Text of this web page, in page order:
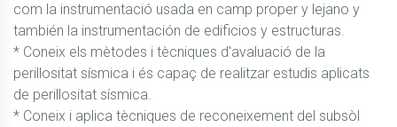
com la instrumentació usada en camp proper y lejano y
también la instrumentación de edificios y estructuras.
* Coneix els mètodes i tècniques d'avaluació de la
perillositat sísmica i és capaç de realitzar estudis aplicats
de perillositat sísmica.
* Coneix i aplica tècniques de reconeixement del subsòl